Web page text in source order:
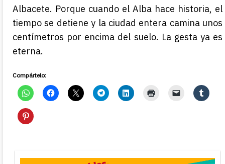
Albacete. Porque cuando el Alba hace historia, el
tiempo se detiene y la ciudad entera camina unos
centímetros por encima del suelo. La gesta ya es
eterna.
Compártelo: